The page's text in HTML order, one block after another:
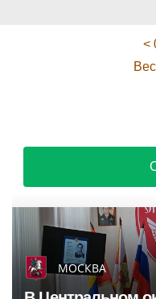
<
МОСКВА